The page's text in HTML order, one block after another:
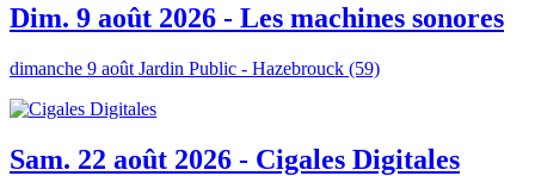
Dim. 9 août 2026 - Les machines sonores
dimanche 9 août Jardin Public - Hazebrouck (59)
Sam. 22 août 2026 - Cigales Digitales